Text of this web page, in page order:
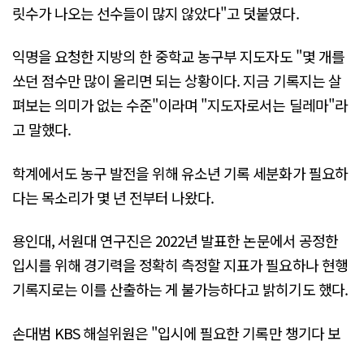
릿수가 나오는 선수들이 많지 않았다"고 덧붙였다.
익명을 요청한 지방의 한 중학교 농구부 지도자도 "몇 개를
쏘던 점수만 많이 올리면 되는 상황이다. 지금 기록지는 살
펴보는 의미가 없는 수준"이라며 "지도자로서는 딜레마"라
고 말했다.
학계에서도 농구 발전을 위해 유소년 기록 세분화가 필요하
다는 목소리가 몇 년 전부터 나왔다.
용인대, 서원대 연구진은 2022년 발표한 논문에서 공정한
입시를 위해 경기력을 정확히 측정할 지표가 필요하나 현행
기록지로는 이를 산출하는 게 불가능하다고 밝히기도 했다.
손대범 KBS 해설위원은 "입시에 필요한 기록만 챙기다 보